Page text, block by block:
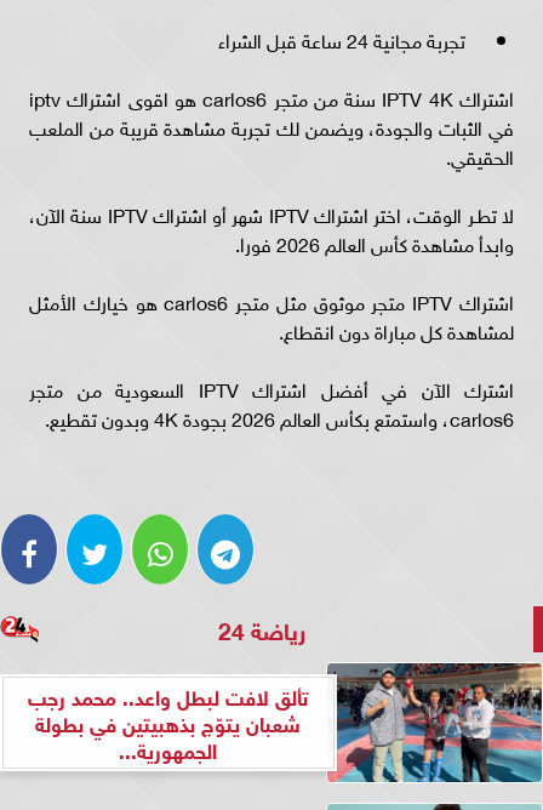
تجربة مجانية 24 ساعة قبل الشراء
اشتراك IPTV 4K سنة من متجر carlos6 هو اقوى اشتراك iptv
في الثبات والجودة، ويضمن لك تجربة مشاهدة قريبة من الملعب
الحقيقي.
لا تطـر الوقت، اختر اشتراك IPTV شهر أو اشتراك IPTV سنة الآن،
وابدأ مشاهدة كأس العالم 2026 فورا.
اشتراك IPTV متجر موثوق مثل متجر carlos6 هو خيارك الأمثل
لمشاهدة كل مباراة دون انقطاع.
اشترك الآن في أفضل اشتراك IPTV السعودية من متجر
carlos6، واستمتع بكأس العالم 2026 بجودة 4K وبدون تقطيع.
رياضة 24
تألق لافت لبطل واعد.. محمد رجب
شعبان يتوّج بذهبيتين في بطولة
الجمهورية...